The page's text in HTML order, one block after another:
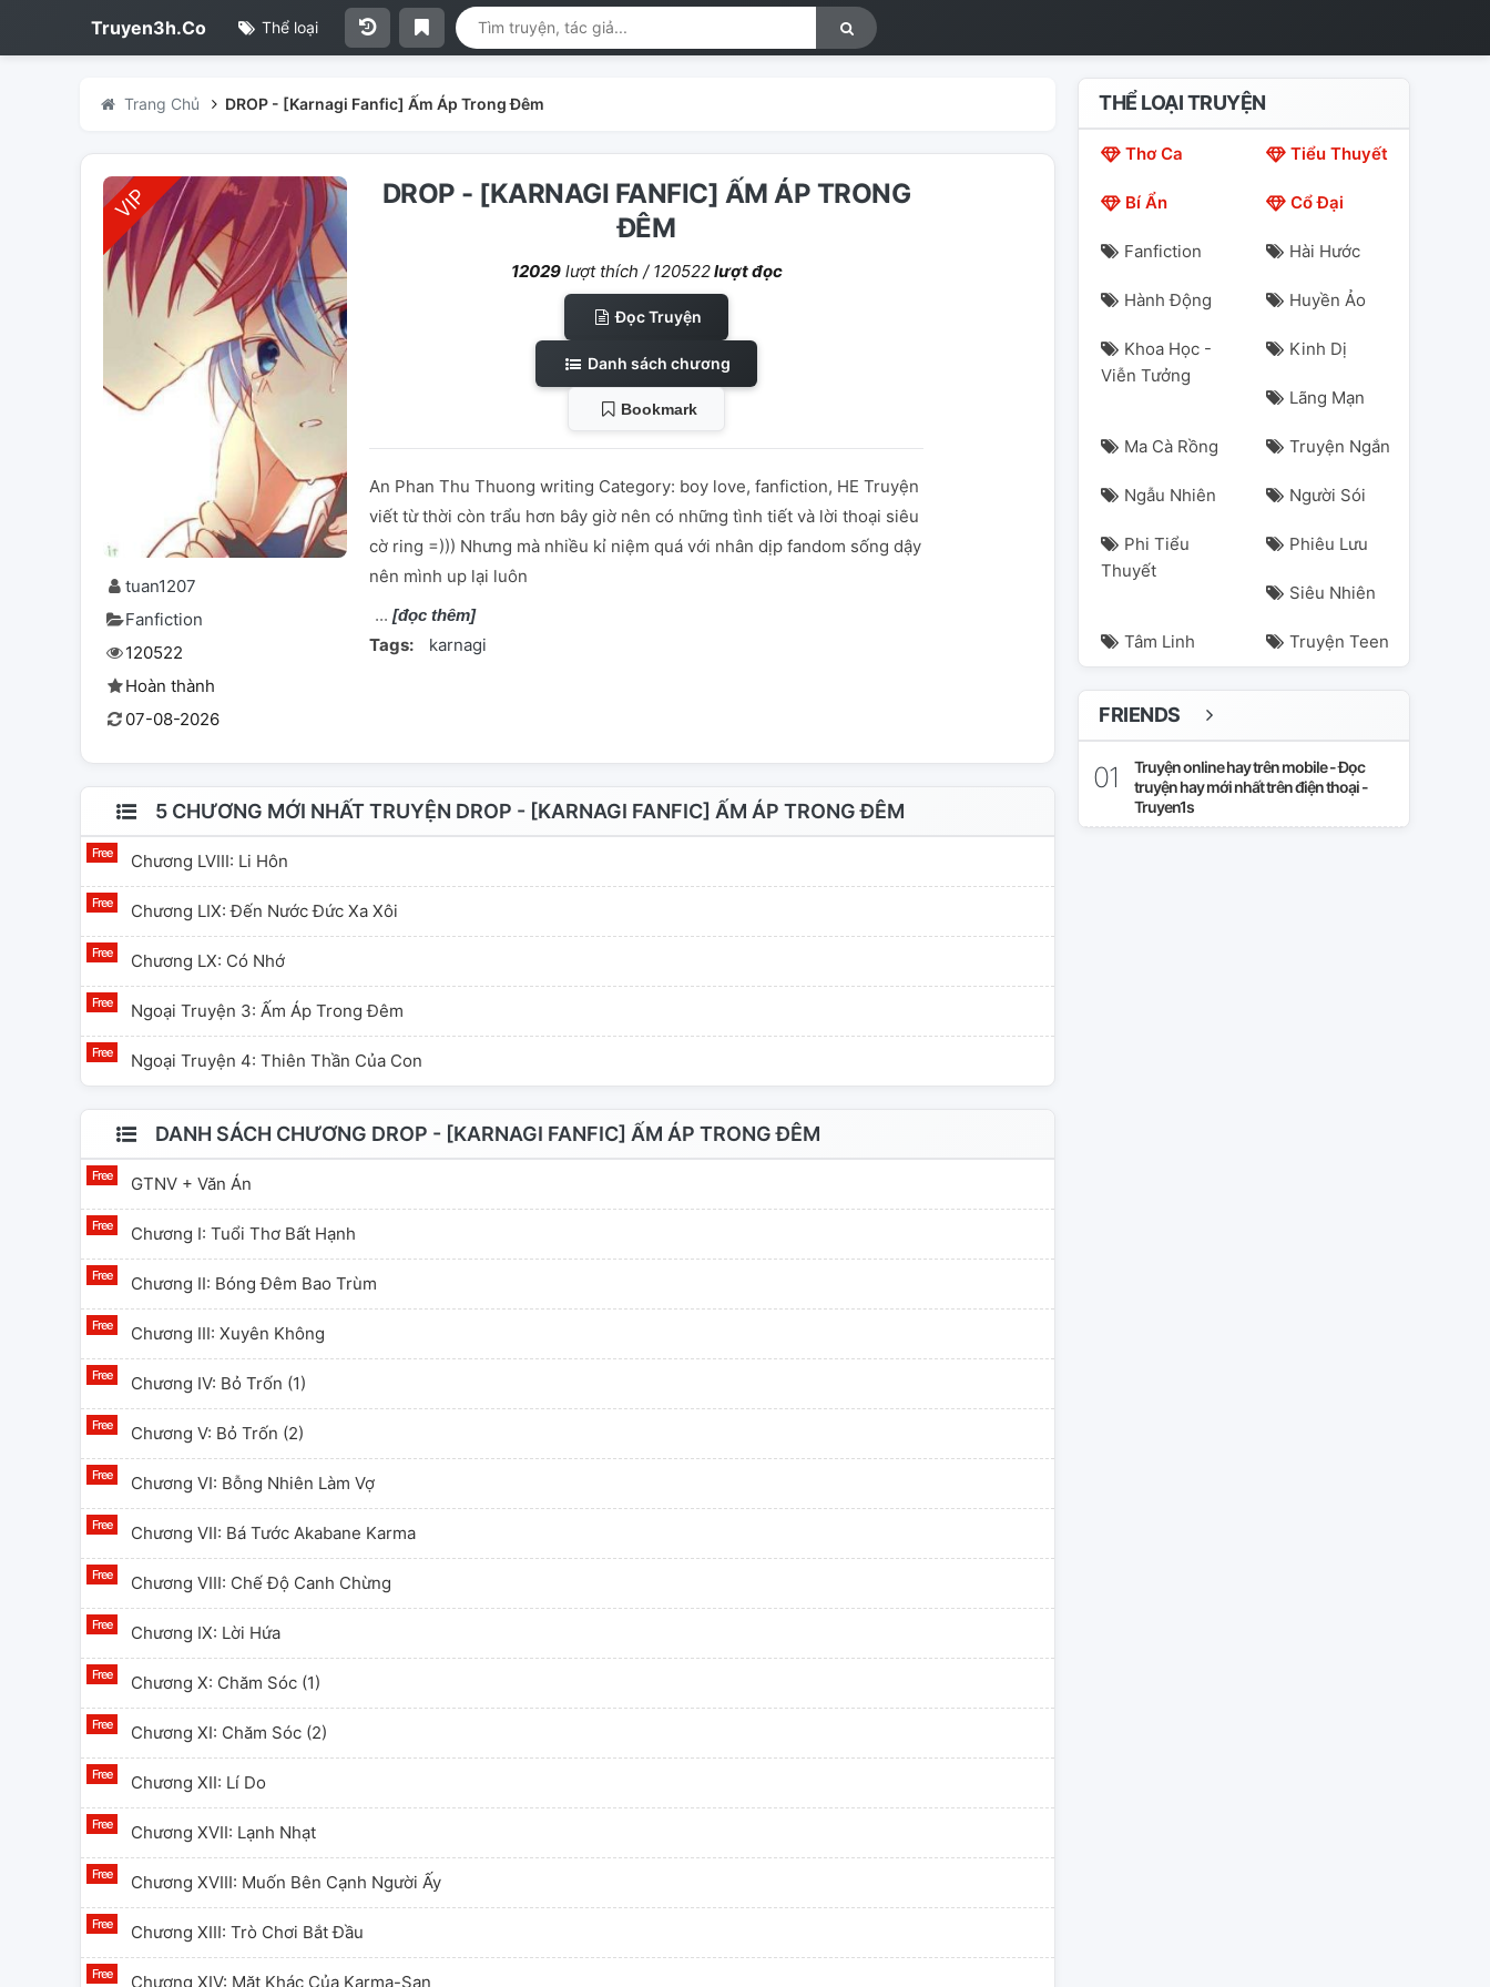
Truyen3h.Co Thể loại
Trang Chủ DROP - [Karnagi Fanfic] Ấm Áp Trong Đêm
tuan1207
Fanfiction
120522
Hoàn thành
07-08-2026
DROP - [KARNAGI FANFIC] ẤM ÁP TRONG
ĐÊM
12029lượt thích / 120522lượt đọc
Đọc Truyện
Danh sách chương
Bookmark
An Phan Thu Thuong writing Category: boy love, fanfiction, HE Truyện
viết từ thời còn trẩu hơn bây giờ nên có những tình tiết và lời thoại siêu
cờ ring =))) Nhưng mà nhiều kỉ niệm quá với nhân dịp fandom sống dậy
nên mình up lại luôn
[đọc thêm]
Tags: karnagi
5 CHƯƠNG MỚI NHẤT TRUYỆN DROP - [KARNAGI FANFIC] ẤM ÁP TRONG ĐÊM
Chương LVIII: Li Hôn
Chương LIX: Đến Nước Đức Xa Xôi
Chương LX: Có Nhớ
Ngoại Truyện 3: Ấm Áp Trong Đêm
Ngoại Truyện 4: Thiên Thần Của Con
DANH SÁCH CHƯƠNG DROP - [KARNAGI FANFIC] ẤM ÁP TRONG ĐÊM
GTNV + Văn Án
Chương I: Tuổi Thơ Bất Hạnh
Chương II: Bóng Đêm Bao Trùm
Chương III: Xuyên Không
Chương IV: Bỏ Trốn (1)
Chương V: Bỏ Trốn (2)
Chương VI: Bỗng Nhiên Làm Vợ
Chương VII: Bá Tước Akabane Karma
Chương VIII: Chế Độ Canh Chừng
Chương IX: Lời Hứa
Chương X: Chăm Sóc (1)
Chương XI: Chăm Sóc (2)
Chương XII: Lí Do
Chương XVII: Lạnh Nhạt
Chương XVIII: Muốn Bên Cạnh Người Ấy
Chương XIII: Trò Chơi Bắt Đầu
Chương XIV: Mặt Khác Của Karma-San
THỂ LOẠI TRUYỆN
Thơ Ca Tiểu Thuyết
Bí Ẩn Cổ Đại
Fanfiction Hài Hước
Hành Động Huyền Ảo
Khoa Học -
Viễn Tưởng
Kinh Dị
Lãng Mạn
Ma Cà Rồng Truyện Ngắn
Ngẫu Nhiên Người Sói
Phi Tiểu
Thuyết
Phiêu Lưu
Siêu Nhiên
Tâm Linh Truyện Teen
FRIENDS
Truyện online hay trên mobile - Đọc
truyện hay mới nhất trên điện thoại -
Truyen1s